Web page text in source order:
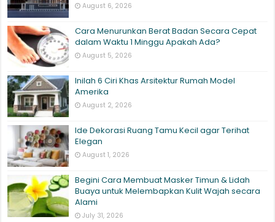
August 6, 2026
Cara Menurunkan Berat Badan Secara Cepat
dalam Waktu 1 Minggu Apakah Ada?
August 5, 2026
Inilah 6 Ciri Khas Arsitektur Rumah Model
Amerika
August 2, 2026
Ide Dekorasi Ruang Tamu Kecil agar Terihat
Elegan
August 1, 2026
Begini Cara Membuat Masker Timun & Lidah
Buaya untuk Melembapkan Kulit Wajah secara
Alami
July 31, 2026